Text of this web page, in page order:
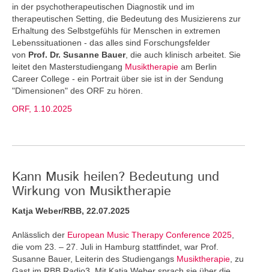
in der psychotherapeutischen Diagnostik und im
therapeutischen Setting, die Bedeutung des Musizierens zur
Erhaltung des Selbstgefühls für Menschen in extremen
Lebenssituationen - das alles sind Forschungsfelder
von Prof. Dr. Susanne Bauer, die auch klinisch arbeitet. Sie
leitet den Masterstudiengang Musiktherapie am Berlin
Career College - ein Portrait über sie ist in der Sendung
"Dimensionen" des ORF zu hören.
ORF, 1.10.2025
Kann Musik heilen? Bedeutung und
Wirkung von Musiktherapie
Katja Weber/RBB, 22.07.2025
Anlässlich der European Music Therapy Conference 2025
die vom 23. – 27. Juli in Hamburg stattfindet, war Prof.
Susanne Bauer, Leiterin des Studiengangs Musiktherapie , zu